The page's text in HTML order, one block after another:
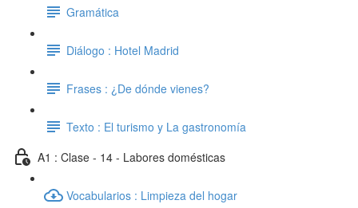
Gramática
Diálogo : Hotel Madrid
Frases : ¿De dónde vienes?
Texto : El turismo y La gastronomía
A1 : Clase - 14 - Labores domésticas
Vocabularios : Limpieza del hogar